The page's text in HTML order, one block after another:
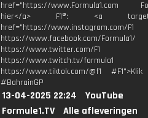
href="https://www.Formula1.com
hier</a> F1®: <a
href="https://www.instagram.com/F1
https://www.facebook.com/Formula1/
https://www.twitter.com/F1
https://www.twitch.tv/formula1
https://www.tiktok.com/@f1
#BahrainGP
13-04-2025 22:24
YouTube
Formule1.TV
Alle afleveringen